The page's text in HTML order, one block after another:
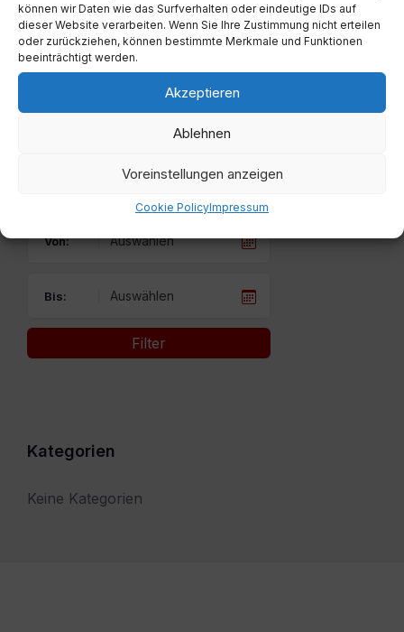
können wir Daten wie das Surfverhalten oder eindeutige IDs auf
dieser Website verarbeiten. Wenn Sie Ihre Zustimmung nicht erteilen
oder zurückziehen, können bestimmte Merkmale und Funktionen
beeinträchtigt werden.
Akzeptieren
Ablehnen
Voreinstellungen anzeigen
Cookie PolicyImpressum
24 25 26 27 28 29 30
31 1
to
Von:
Bis:
Filter
Kategorien
Keine Kategorien